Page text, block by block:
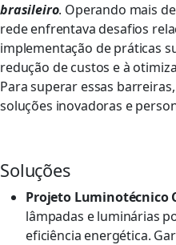
brasileiro. Operando mais
rede enfrentava desafios
implementação de práticas
redução de custos e à
Para superar essas
soluções inovadoras e
Soluções
Projeto Luminotécnico
lâmpadas e luminárias
eficiência energética.